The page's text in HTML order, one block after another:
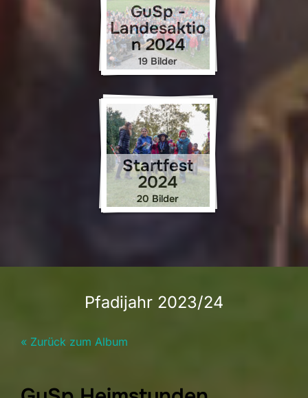
GuSp -
Landesaktio
n 2024
19 Bilder
Startfest
2024
20 Bilder
Pfadijahr 2023/24
« Zurück zum Album